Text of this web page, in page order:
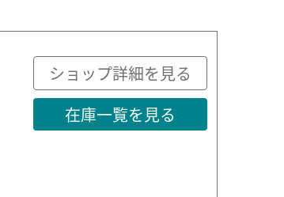
ショップ詳細を見る
在庫一覧を見る